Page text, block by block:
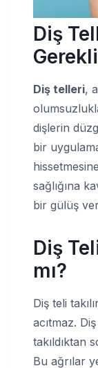
Diş
Diş telleri,
dişlerin
bir
sağlığına
bir gülüş
Diş
mı?
Diş teli
acıtmaz.
takıldıktan
Bu ağrılar